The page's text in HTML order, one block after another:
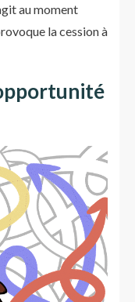
au moment
la cession à